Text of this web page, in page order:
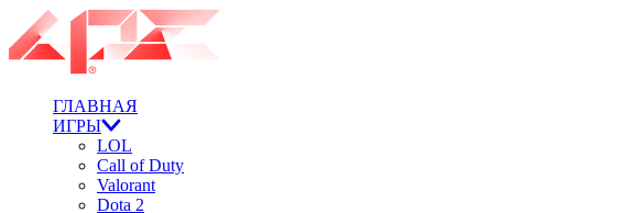
ГЛАВНАЯ
ИГРЫ
LOL
Call of Duty
Valorant
Dota 2